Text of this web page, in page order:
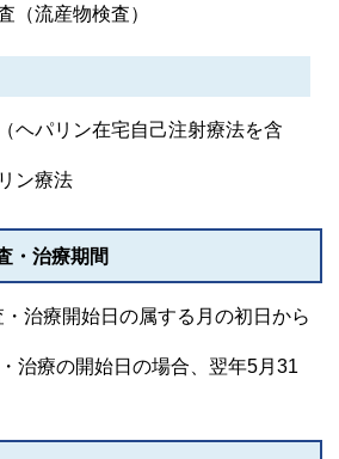
（流産物検査）
ヘパリン在宅自己注射療法を含
ン療法
・治療期間
治療開始日の属する月の初日から
治療の開始日の場合、翌年5月31